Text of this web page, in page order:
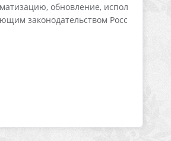
обновление, испол
законодательством Росс